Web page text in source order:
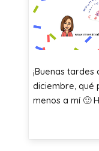
¡Buenas tardes
diciembre, qué
menos a mí 🙂